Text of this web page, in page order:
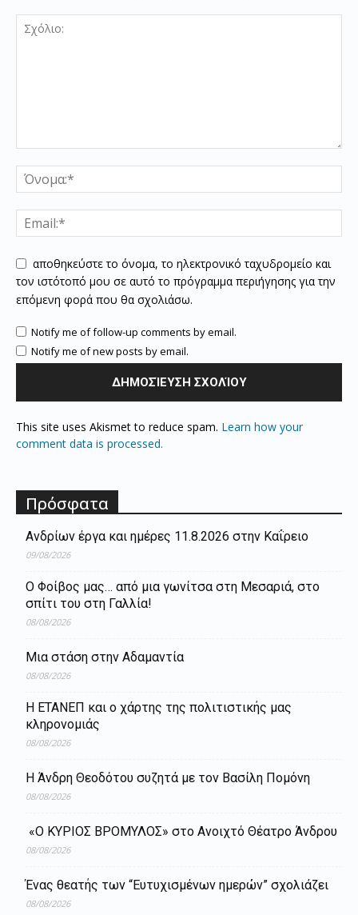
αποθηκεύστε το όνομα, το ηλεκτρονικό ταχυδρομείο και
τον ιστότοπό μου σε αυτό το πρόγραμμα περιήγησης για την
επόμενη φορά που θα σχολιάσω.
Notify me of follow-up comments by email.
Notify me of new posts by email.
This site uses Akismet to reduce spam. Learn how your
comment data is processed.
Πρόσφατα
Ανδρίων έργα και ημέρες 11.8.2026 στην Καΐρειο
09/08/2026
Ο Φοίβος μας… από μια γωνίτσα στη Μεσαριά, στο
σπίτι του στη Γαλλία!
08/08/2026
Μια στάση στην Αδαμαντία
08/08/2026
Η ΕΤΑΝΕΠ και ο χάρτης της πολιτιστικής μας
κληρονομιάς
08/08/2026
Η Άνδρη Θεοδότου συζητά με τον Βασίλη Πομόνη
08/08/2026
«Ο ΚΥΡΙΟΣ ΒΡΟΜΥΛΟΣ» στο Ανοιχτό Θέατρο Άνδρου
08/08/2026
Ένας θεατής των “Ευτυχισμένων ημερών” σχολιάζει
08/08/2026